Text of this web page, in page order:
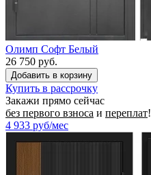
Олимп Софт Белый
26 750 руб.
Купить в рассрочку
Закажи прямо сейчас
без первого взноса и переплат!
4 933 руб/мес